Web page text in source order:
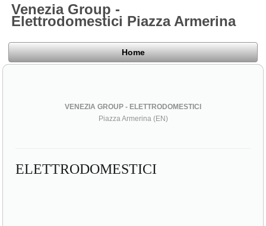
Venezia Group -
Elettrodomestici Piazza Armerina
Home
VENEZIA GROUP - ELETTRODOMESTICI
Piazza Armerina (EN)
ELETTRODOMESTICI